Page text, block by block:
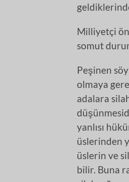
Milliyetçi
somut
Peşinen
olmaya
adalara
yanlısı
üslerinden
üslerin ve
bilir. Buna